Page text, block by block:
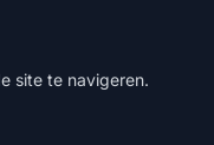
site te navigeren.